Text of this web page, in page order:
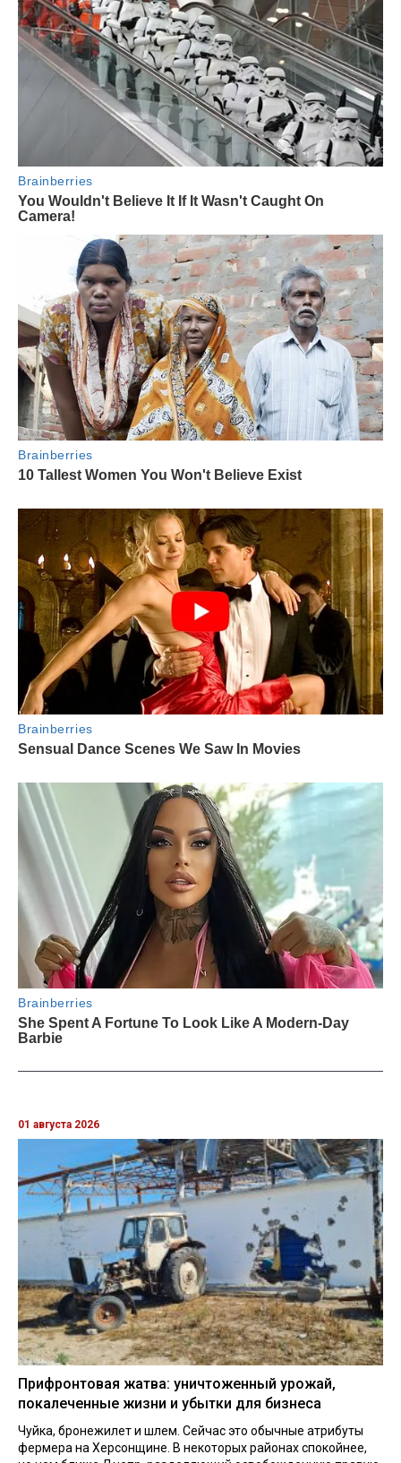
01 августа 2026
Прифронтовая жатва: уничтоженный урожай,
покалеченные жизни и убытки для бизнеса
Чуйка, бронежилет и шлем. Сейчас это обычные атрибуты
фермера на Херсонщине. В некоторых районах спокойнее,